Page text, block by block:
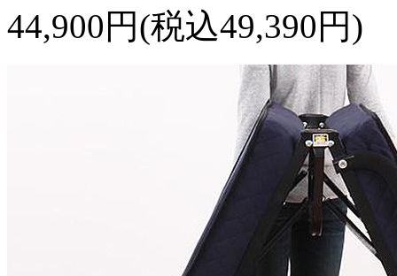
44,900円(税込49,390円)